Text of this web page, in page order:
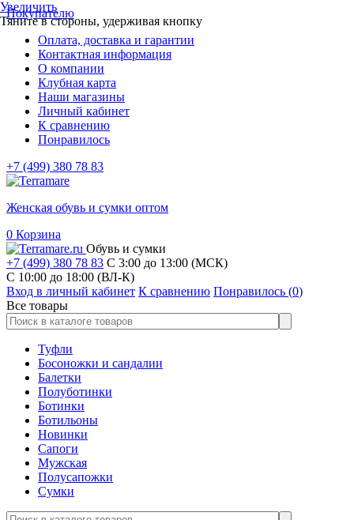
Покупателю
Оплата, доставка и гарантии
Контактная информация
О компании
Клубная карта
Наши магазины
Личный кабинет
К сравнению
Понравилось
+7 (499) 380 78 83
Женская обувь и сумки оптом
0 Корзина
Обувь и сумки
+7 (499) 380 78 83 С 3:00 до 13:00 (МСК)
C 10:00 до 18:00 (ВЛ-К)
Вход в личный кабинет К сравнению Понравилось (0)
Все товары
Туфли
Босоножки и сандалии
Балетки
Полуботинки
Ботинки
Ботильоны
Новинки
Сапоги
Мужская
Полусапожки
Сумки
Увеличить
Тяните в стороны, удерживая кнопку